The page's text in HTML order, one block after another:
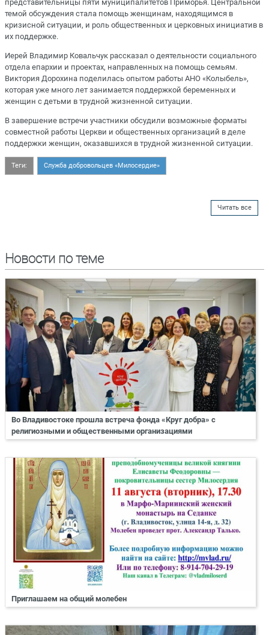
представительницы пяти муниципалитетов Приморья. Центральной
темой обсуждения стала помощь женщинам, находящимся в
кризисной ситуации, и роль общественных и церковных инициатив в
их поддержке.
Иерей Владимир Ковальчук рассказал о деятельности социального
отдела епархии и проектах, направленных на помощь семьям.
Виктория Дорохина поделилась опытом работы АНО «Колыбель»,
которая уже много лет занимается поддержкой беременных и
женщин с детьми в трудной жизненной ситуации.
В завершение встречи участники обсудили возможные форматы
совместной работы Церкви и общественных организаций в деле
поддержки женщин, оказавшихся в трудной жизненной ситуации.
Теги: Служба добровольцев «Милосердие»
Читать все
Новости по теме
Во Владивостоке прошла встреча фонда «Круг добра» с
религиозными и общественными организациями
Приглашаем на общий молебен